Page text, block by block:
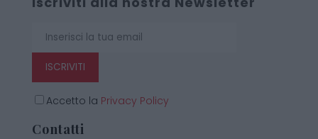
ISCRIVITI
Accetto la Privacy Policy
Contatti